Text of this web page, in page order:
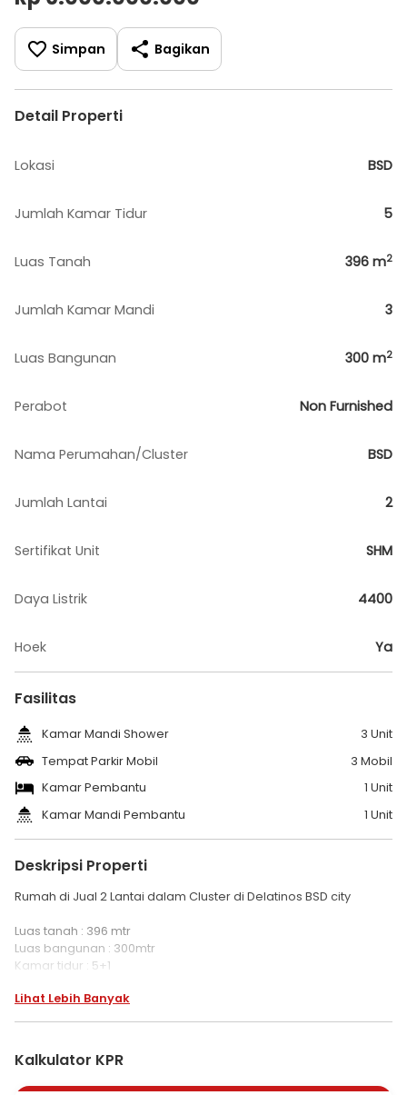
Simpan Bagikan
Detail Properti
Lokasi BSD
Jumlah Kamar Tidur 5
Luas Tanah 396 m2
Jumlah Kamar Mandi 3
Luas Bangunan 300 m2
Perabot Non Furnished
Nama Perumahan/Cluster BSD
Jumlah Lantai 2
Sertifikat Unit SHM
Daya Listrik 4400
Hoek Ya
Fasilitas
Kamar Mandi Shower
3 Unit
Tempat Parkir Mobil
3 Mobil
Kamar Pembantu
1 Unit
Kamar Mandi Pembantu
1 Unit
Deskripsi Properti
Rumah di Jual 2 Lantai dalam Cluster di Delatinos BSD city
Luas tanah : 396 mtr
Luas bangunan : 300mtr
Kamar tidur : 5+1
Garasi : 1 mobil
Sertifikat : SHM
Hoek dan hadap Utara dan Timur
Lihat Lebih Banyak
Kalkulator KPR